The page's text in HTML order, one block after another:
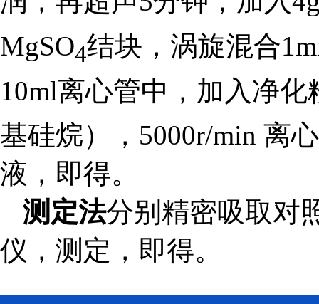
MgSO4结块，涡旋混合
10ml离心管中，加入净化
基硅烷），5000r/min 离
液，即得。
测定法分别 精密吸取对
仪，测定，即得。